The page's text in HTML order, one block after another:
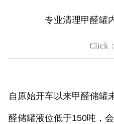
专业清理甲醛罐
Click
自原始开车以来甲醛储罐
醛储罐液位低于150吨，